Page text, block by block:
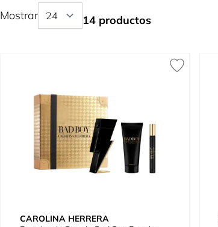
Mostrar 14 productos
CAROLINA HERRERA